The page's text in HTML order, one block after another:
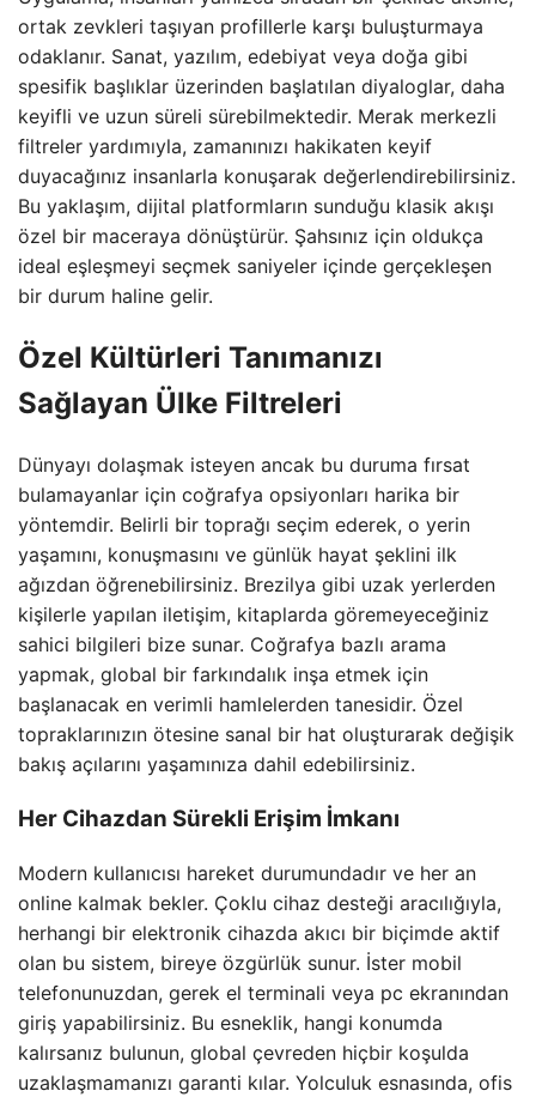
ortak zevkleri taşıyan profillerle karşı buluşturmaya
odaklanır. Sanat, yazılım, edebiyat veya doğa gibi
spesifik başlıklar üzerinden başlatılan diyaloglar, daha
keyifli ve uzun süreli sürebilmektedir. Merak merkezli
filtreler yardımıyla, zamanınızı hakikaten keyif
duyacağınız insanlarla konuşarak değerlendirebilirsiniz.
Bu yaklaşım, dijital platformların sunduğu klasik akışı
özel bir maceraya dönüştürür. Şahsınız için oldukça
ideal eşleşmeyi seçmek saniyeler içinde gerçekleşen
bir durum haline gelir.
Özel Kültürleri Tanımanızı
Sağlayan Ülke Filtreleri
Dünyayı dolaşmak isteyen ancak bu duruma fırsat
bulamayanlar için coğrafya opsiyonları harika bir
yöntemdir. Belirli bir toprağı seçim ederek, o yerin
yaşamını, konuşmasını ve günlük hayat şeklini ilk
ağızdan öğrenebilirsiniz. Brezilya gibi uzak yerlerden
kişilerle yapılan iletişim, kitaplarda göremeyeceğiniz
sahici bilgileri bize sunar. Coğrafya bazlı arama
yapmak, global bir farkındalık inşa etmek için
başlanacak en verimli hamlelerden tanesidir. Özel
topraklarınızın ötesine sanal bir hat oluşturarak değişik
bakış açılarını yaşamınıza dahil edebilirsiniz.
Her Cihazdan Sürekli Erişim İmkanı
Modern kullanıcısı hareket durumundadır ve her an
online kalmak bekler. Çoklu cihaz desteği aracılığıyla,
herhangi bir elektronik cihazda akıcı bir biçimde aktif
olan bu sistem, bireye özgürlük sunur. İster mobil
telefonunuzdan, gerek el terminali veya pc ekranından
giriş yapabilirsiniz. Bu esneklik, hangi konumda
kalırsanız bulunun, global çevreden hiçbir koşulda
uzaklaşmamanızı garanti kılar. Yolculuk esnasında, ofis